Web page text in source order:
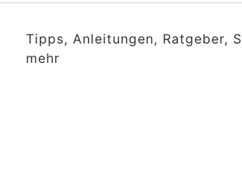
Tipps, Anleitungen, Ratgeber,
mehr